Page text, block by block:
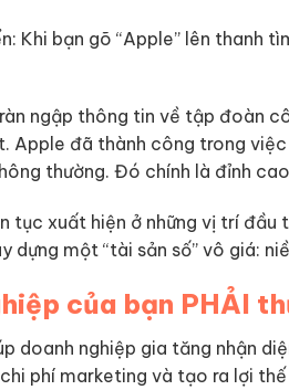
Khi bạn gõ “Apple” lên thanh
ngập thông tin về tập đoàn
Apple đã thành công trong
thường. Đó chính là đỉnh
tục xuất hiện ở những vị trí
dựng một “tài sản số” vô giá:
của bạn PHẢI
doanh nghiệp gia tăng nhận
phí marketing và tạo ra lợi